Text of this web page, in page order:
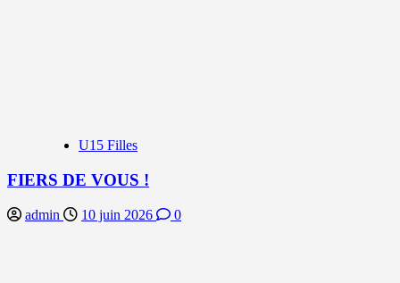
U15 Filles
FIERS DE VOUS !
admin 10 juin 2026 0